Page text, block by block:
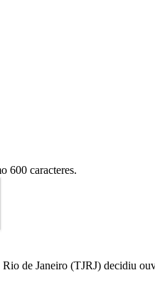
600 caracteres.
de Janeiro (TJRJ) decidiu